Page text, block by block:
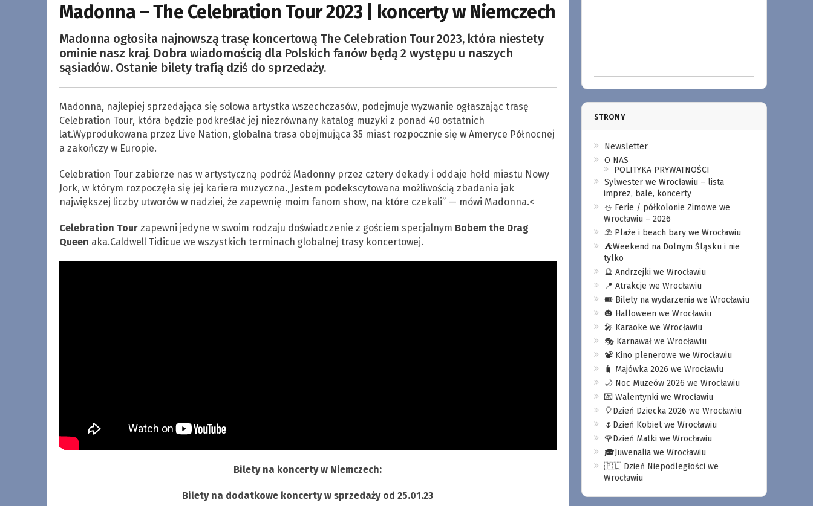
Madonna – The Celebration Tour 2023 | koncerty w Niemczech
Madonna ogłosiła najnowszą trasę koncertową The Celebration Tour 2023, która niestety
ominie nasz kraj. Dobra wiadomością dla Polskich fanów będą 2 występu u naszych
sąsiadów. Ostanie bilety trafią dziś do sprzedaży.
Madonna, najlepiej sprzedająca się solowa artystka wszechczasów, podejmuje wyzwanie ogłaszając trasę
Celebration Tour, która będzie podkreślać jej niezrównany katalog muzyki z ponad 40 ostatnich
lat.Wyprodukowana przez Live Nation, globalna trasa obejmująca 35 miast rozpocznie się w Ameryce Północnej
a zakończy w Europie.
Celebration Tour zabierze nas w artystyczną podróż Madonny przez cztery dekady i oddaje hołd miastu Nowy
Jork, w którym rozpoczęła się jej kariera muzyczna.„Jestem podekscytowana możliwością zbadania jak
największej liczby utworów w nadziei, że zapewnię moim fanom show, na które czekali” — mówi Madonna.<
Celebration Tourzapewni jedyne w swoim rodzaju doświadczenie z gościem specjalnym Bobem the Drag
Queen aka.Caldwell Tidicue we wszystkich terminach globalnej trasy koncertowej.
Bilety na koncerty w Niemczech:
Bilety na dodatkowe koncerty w sprzedaży od 25.01.23
STRONY
Newsletter
O NAS
POLITYKA PRYWATNOŚCI
Sylwester we Wrocławiu – lista
imprez, bale, koncerty
⛄️ Ferie / półkolonie Zimowe we
Wrocławiu – 2026
⛱️ Plaże i beach bary we Wrocławiu
⛺️Weekend na Dolnym Śląsku i nie
tylko
🔮 Andrzejki we Wrocławiu
📍 Atrakcje we Wrocławiu
🎟️ Bilety na wydarzenia we Wrocławiu
🎃 Halloween we Wrocławiu
🎤 Karaoke we Wrocławiu
🎭 Karnawał we Wrocławiu
📽️ Kino plenerowe we Wrocławiu
🧳 Majówka 2026 we Wrocławiu
🌙 Noc Muzeów 2026 we Wrocławiu
💌 Walentynki we Wrocławiu
🎈Dzień Dziecka 2026 we Wrocławiu
🌷Dzień Kobiet we Wrocławiu
🌹Dzień Matki we Wrocławiu
🎓Juwenalia we Wrocławiu
🇵🇱 Dzień Niepodległości we
Wrocławiu